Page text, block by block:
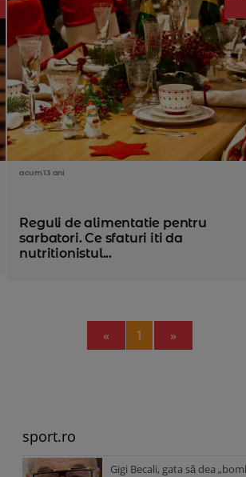
acum 13 ani
Reguli de alimentatie pentru
sarbatori. Ce sfaturi iti da
nutritionistul...
« Previous
1 »
sport.ro
Gigi Becali, gata să dea